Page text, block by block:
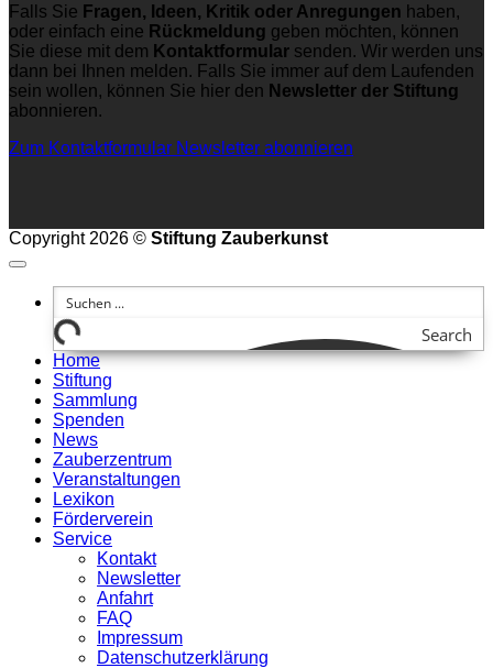
Falls Sie Fragen, Ideen, Kritik oder Anregungen haben,
oder einfach eine Rückmeldung geben möchten, können
Sie diese mit dem Kontaktformular senden. Wir werden uns
dann bei Ihnen melden. Falls Sie immer auf dem Laufenden
sein wollen, können Sie hier den Newsletter der Stiftung
abonnieren.
Zum Kontaktformular Newsletter abonnieren
Copyright 2026 © Stiftung Zauberkunst
Search
Home
Stiftung
Sammlung
Spenden
News
Zauberzentrum
Veranstaltungen
Lexikon
Förderverein
Service
Kontakt
Newsletter
Anfahrt
FAQ
Impressum
Datenschutzerklärung